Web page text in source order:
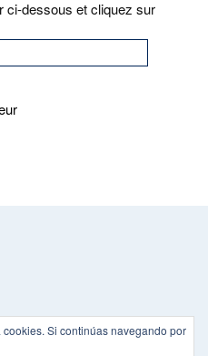
ci-dessous et cliquez sur
Si continúas navegando por